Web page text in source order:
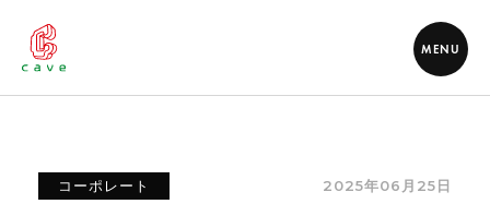
MENU
コーポレート 2025年06月25日